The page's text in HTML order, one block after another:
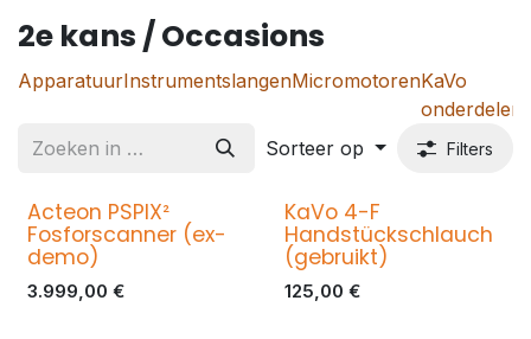
2e kans / Occasions
ApparatuurInstrumentslangenMicromotorenKaVo
onderdelen
Sorteer op
Filters
Acteon PSPIX²
Fosforscanner (ex-
demo)
3.999,00 €
KaVo 4-F
Handstückschlauch
(gebruikt)
125,00 €